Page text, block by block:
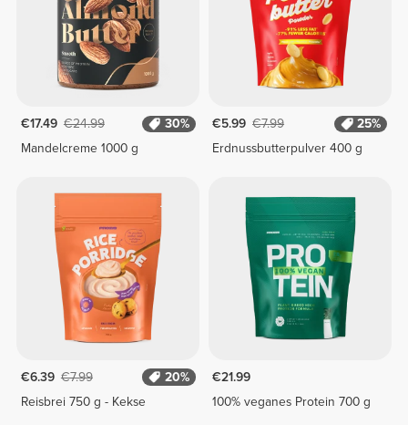
€17.49 €24.99
30%
Mandelcreme 1000 g
€5.99 €7.99
25%
Erdnussbutterpulver 400 g
€6.39 €7.99
20%
Reisbrei 750 g - Kekse
€21.99
100% veganes Protein 700 g